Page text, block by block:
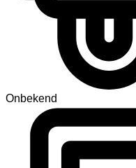
Onbekend